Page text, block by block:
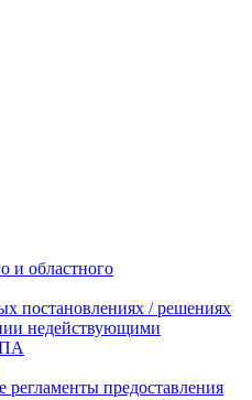
и областного
постановлениях / решениях
недействующими
предоставления